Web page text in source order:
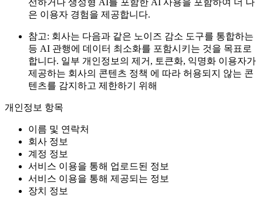
선하거나 생성형 AI를 포함한 AI 사용을 포함하여 더 나
은 이용자 경험을 제공합니다.
참고: 회사는 다음과 같은 노이즈 감소 도구를 통합하는
등 AI 관행에 데이터 최소화를 포함시키는 것을 목표로
합니다. 일부 개인정보의 제거, 토큰화, 익명화 이용자가
제공하는 회사의 콘텐츠 정책 에 따라 허용되지 않는 콘
텐츠를 감지하고 제한하기 위해
개인정보 항목
이름 및 연락처
회사 정보
계정 정보
서비스 이용을 통해 업로드된 정보
서비스 이용을 통해 제공되는 정보
장치 정보